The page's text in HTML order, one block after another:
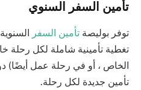
تأمين السفر السنوي
توفر بوليصة تأمين السفر
تغطية تأمينية شاملة لكل رحلة
الخاص ، أو في رحلة عمل أيضًا)
تأمين جديدة لكل رحلة.